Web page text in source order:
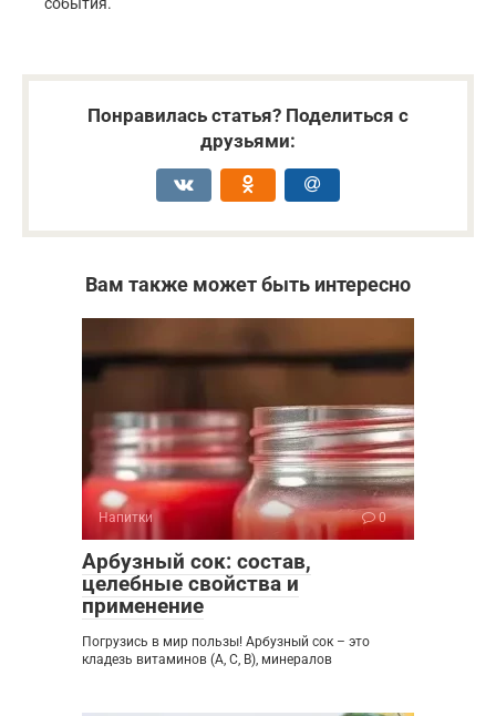
Понравилась статья? Поделиться с
друзьями:
Вам также может быть интересно
Напитки 0
Арбузный сок: состав,
целебные свойства и
применение
Погрузись в мир пользы! Арбузный сок – это
кладезь витаминов (A, C, B), минералов